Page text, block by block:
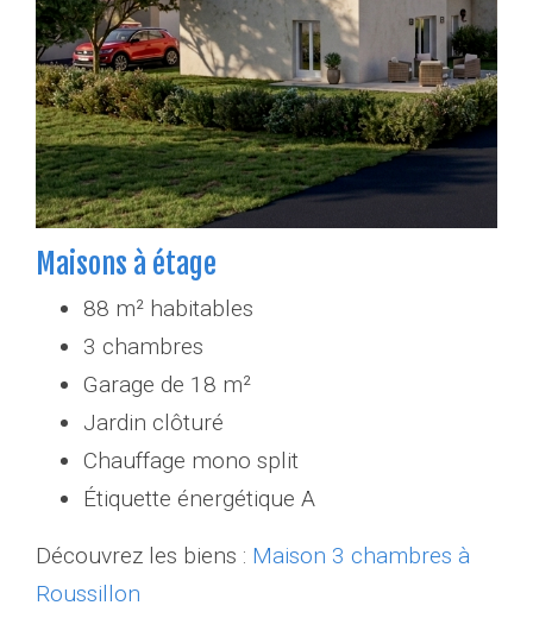
Maisons à étage
88 m² habitables
3 chambres
Garage de 18 m²
Jardin clôturé
Chauffage mono split
Étiquette énergétique A
Découvrez les biens : Maison 3 chambres à
Roussillon